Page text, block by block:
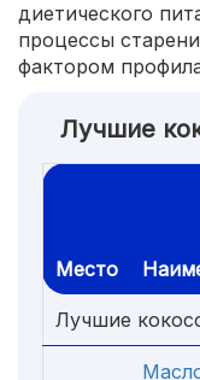
диетического
процессы
фактором
Лучшие
Место
Лучшие